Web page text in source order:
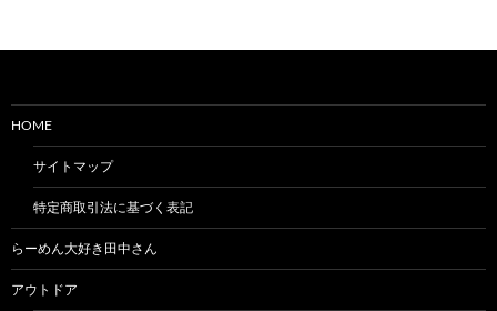
HOME
サイトマップ
特定商取引法に基づく表記
らーめん大好き田中さん
アウトドア